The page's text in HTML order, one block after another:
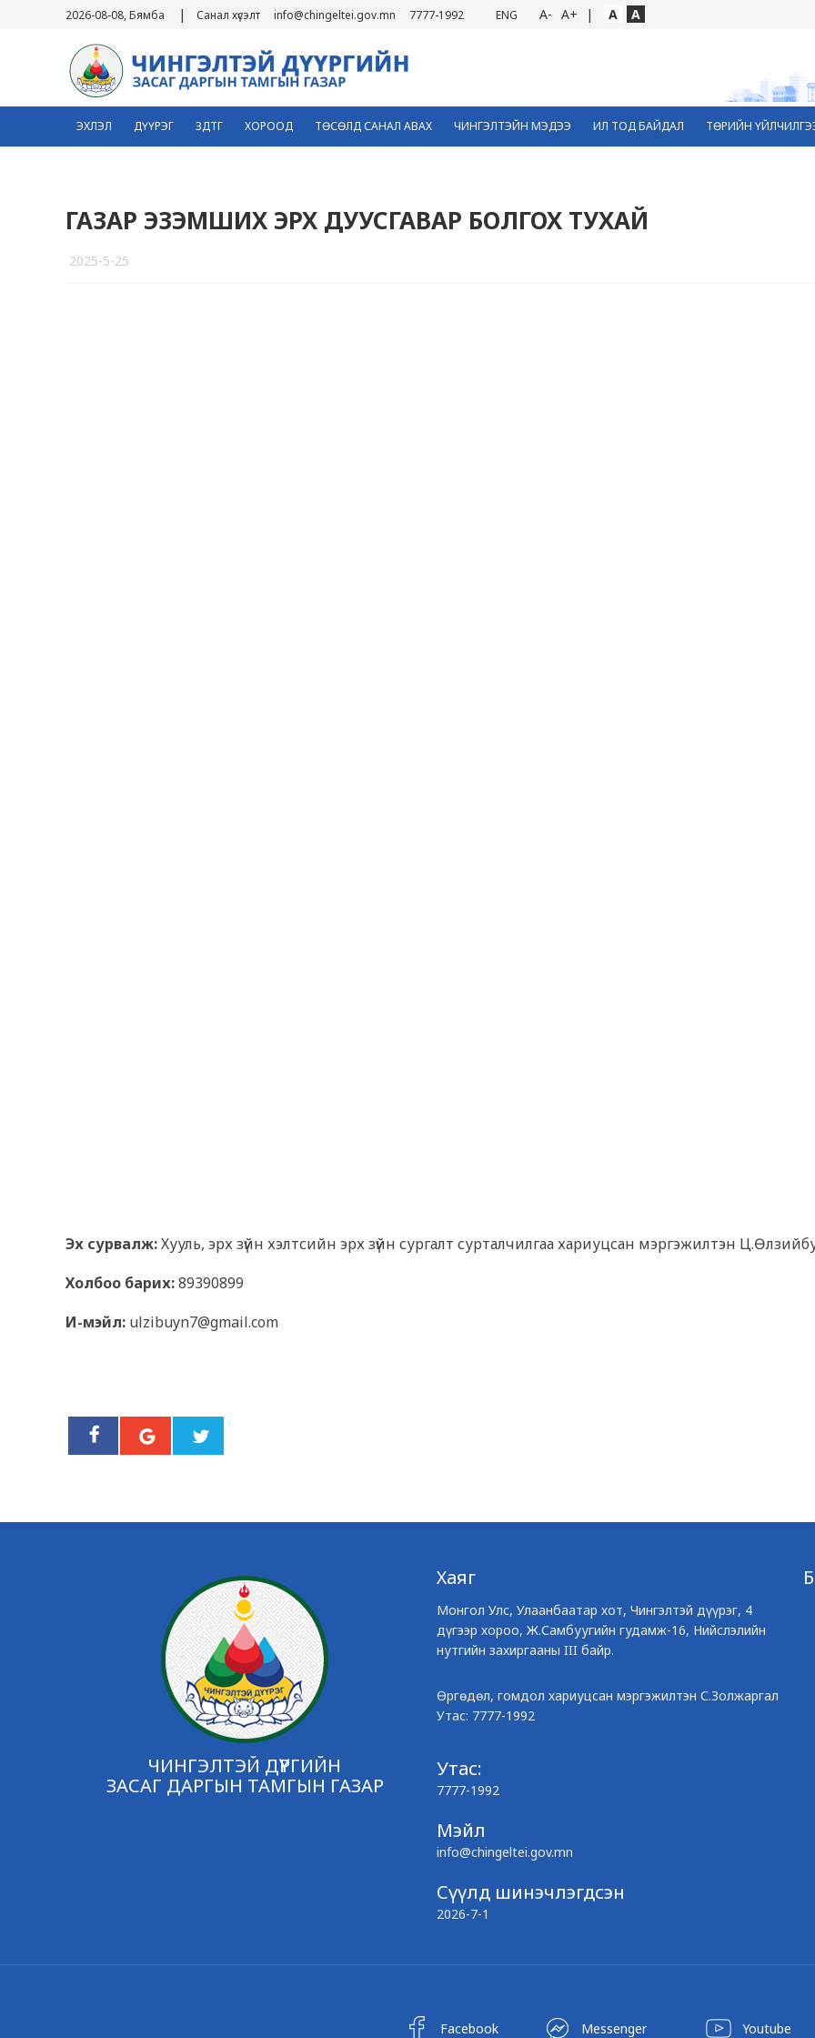
2026-08-08, Бямба | Санал хүсэлт info@chingeltei.gov.mn 7777-1992 ENG A- A+ | A A
ЭХЛЭЛ ДҮҮРЭГ ЗДТГ ХОРООД ТӨСӨЛД САНАЛ АВАХ ЧИНГЭЛТЭЙН МЭДЭЭ ИЛ ТОД БАЙДАЛ ТӨРИЙН
ГАЗАР ЭЗЭМШИХ ЭРХ ДУУСГАВАР БОЛГОХ ТУХАЙ
2025-5-25
Эх сурвалж:Хууль, эрх зүйн хэлтсийн эрх зүйн сургалт сурталчилгаа хариуцсан мэргэжилтэн
Холбоо барих:89390899
И-мэйл: ulzibuyn7@gmail.com
ЧИНГЭЛТЭЙ ДҮҮРГИЙН
ЗАСАГ ДАРГЫН ТАМГЫН ГАЗАР
Хаяг
Монгол Улс, Улаанбаатар хот, Чингэлтэй дүүрэг, 4
дүгээр хороо, Ж.Самбуугийн гудамж-16, Нийслэлийн
нутгийн захиргааны III байр.
Өргөдөл, гомдол хариуцсан мэргэжилтэн С.Золжаргал
Утас: 7777-1992
Утас:
7777-1992
Мэйл
info@chingeltei.gov.mn
Сүүлд шинэчлэгдсэн
2026-7-1
Facebook Messenger Youtube